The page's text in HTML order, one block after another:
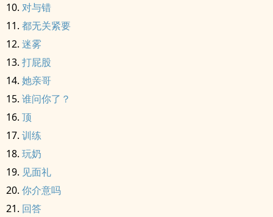
对与错
都无关紧要
迷雾
打屁股
她亲哥
谁问你了？
顶
训练
玩奶
见面礼
你介意吗
回答